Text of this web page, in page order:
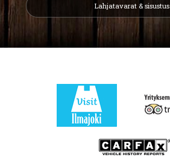
Lahjatavarat & sisustus